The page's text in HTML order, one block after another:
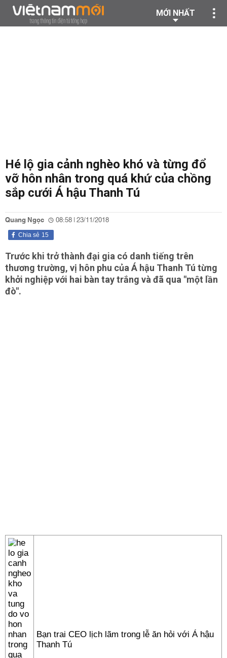
MỚI NHẤT
Hé lộ gia cảnh nghèo khó và từng đổ
vỡ hôn nhân trong quá khứ của chồng
sắp cưới Á hậu Thanh Tú
Quang Ngọc 08:58 | 23/11/2018
15
Chia sẻ
Trước khi trở thành đại gia có danh tiếng trên
thương trường, vị hôn phu của Á hậu Thanh Tú từng
khởi nghiệp với hai bàn tay trắng và đã qua "một lần
đò".
Bạn trai CEO lịch lãm trong lễ ăn hỏi với Á hậu
Thanh Tú